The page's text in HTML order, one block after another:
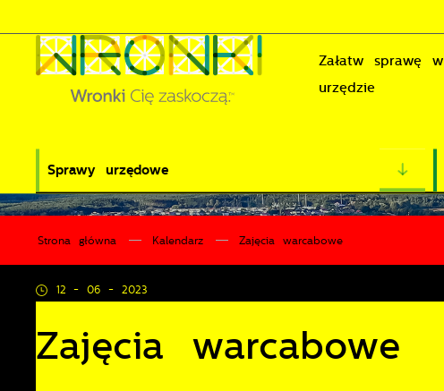
Załatw sprawę w
urzędzie
Sprawy urzędowe
Strona główna Kalendarz Zajęcia warcabowe
12 - 06 - 2023
Zajęcia warcabowe